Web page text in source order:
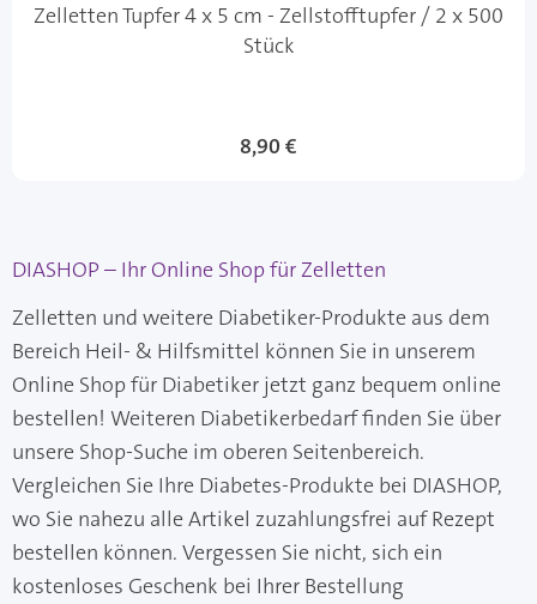
Zelletten Tupfer 4 x 5 cm - Zellstofftupfer / 2 x 500
Stück
8,90 €
DIASHOP – Ihr Online Shop für Zelletten
Zelletten und weitere Diabetiker-Produkte aus dem
Bereich Heil- & Hilfsmittel können Sie in unserem
Online Shop für Diabetiker jetzt ganz bequem online
bestellen! Weiteren Diabetikerbedarf finden Sie über
unsere Shop-Suche im oberen Seitenbereich.
Vergleichen Sie Ihre Diabetes-Produkte bei DIASHOP,
wo Sie nahezu alle Artikel zuzahlungsfrei auf Rezept
bestellen können. Vergessen Sie nicht, sich ein
kostenloses Geschenk bei Ihrer Bestellung